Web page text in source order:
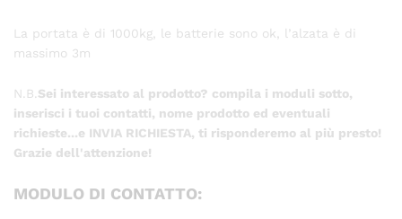
La portata è di 1000kg, le batterie sono ok, l’alzata è di
massimo 3m
N.B.Sei interessato al prodotto? compila i moduli sotto,
inserisci i tuoi contatti, nome prodotto ed eventuali
richieste...e INVIA RICHIESTA, ti risponderemo al più presto!
Grazie dell'attenzione!
MODULO DI CONTATTO: